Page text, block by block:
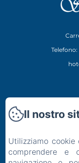
Telefono:
Il nostro
Utilizziamo
comprendere e